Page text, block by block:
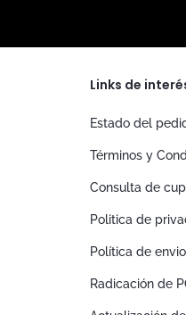
Links de
Estado del
Términos y
Consulta de
Politica de
Política de
Radicación de